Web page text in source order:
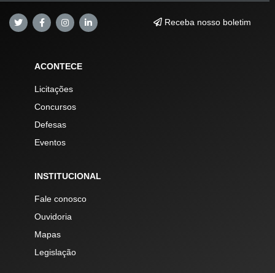
Receba nosso boletim
ACONTECE
Licitações
Concursos
Defesas
Eventos
INSTITUCIONAL
Fale conosco
Ouvidoria
Mapas
Legislação